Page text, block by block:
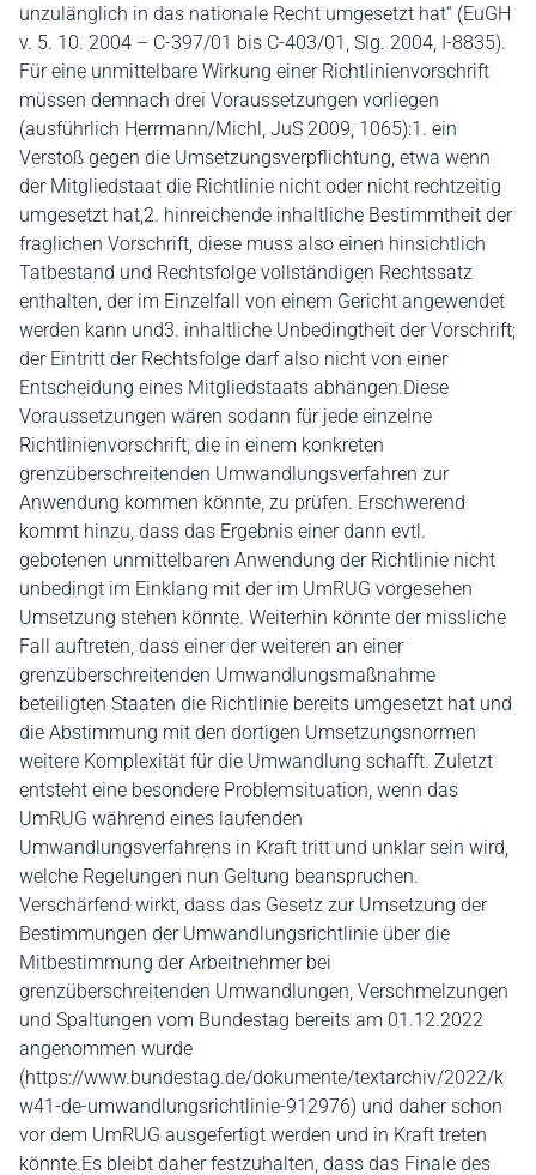
unzulänglich in das nationale Recht umgesetzt hat“ (EuGH
v. 5. 10. 2004 – C-397/01 bis C-403/01, Slg. 2004, I-8835).
Für eine unmittelbare Wirkung einer Richtlinienvorschrift
müssen demnach drei Voraussetzungen vorliegen
(ausführlich Herrmann/Michl, JuS 2009, 1065):1. ein
Verstoß gegen die Umsetzungsverpflichtung, etwa wenn
der Mitgliedstaat die Richtlinie nicht oder nicht rechtzeitig
umgesetzt hat,2. hinreichende inhaltliche Bestimmtheit der
fraglichen Vorschrift, diese muss also einen hinsichtlich
Tatbestand und Rechtsfolge vollständigen Rechtssatz
enthalten, der im Einzelfall von einem Gericht angewendet
werden kann und3. inhaltliche Unbedingtheit der Vorschrift;
der Eintritt der Rechtsfolge darf also nicht von einer
Entscheidung eines Mitgliedstaats abhängen.Diese
Voraussetzungen wären sodann für jede einzelne
Richtlinienvorschrift, die in einem konkreten
grenzüberschreitenden Umwandlungsverfahren zur
Anwendung kommen könnte, zu prüfen. Erschwerend
kommt hinzu, dass das Ergebnis einer dann evtl.
gebotenen unmittelbaren Anwendung der Richtlinie nicht
unbedingt im Einklang mit der im UmRUG vorgesehen
Umsetzung stehen könnte. Weiterhin könnte der missliche
Fall auftreten, dass einer der weiteren an einer
grenzüberschreitenden Umwandlungsmaßnahme
beteiligten Staaten die Richtlinie bereits umgesetzt hat und
die Abstimmung mit den dortigen Umsetzungsnormen
weitere Komplexität für die Umwandlung schafft. Zuletzt
entsteht eine besondere Problemsituation, wenn das
UmRUG während eines laufenden
Umwandlungsverfahrens in Kraft tritt und unklar sein wird,
welche Regelungen nun Geltung beanspruchen.
Verschärfend wirkt, dass das Gesetz zur Umsetzung der
Bestimmungen der Umwandlungsrichtlinie über die
Mitbestimmung der Arbeitnehmer bei
grenzüberschreitenden Umwandlungen, Verschmelzungen
und Spaltungen vom Bundestag bereits am 01.12.2022
angenommen wurde
(https://www.bundestag.de/dokumente/textarchiv/2022/k
w41-de-umwandlungsrichtlinie-912976) und daher schon
vor dem UmRUG ausgefertigt werden und in Kraft treten
könnte.Es bleibt daher festzuhalten, dass das Finale des